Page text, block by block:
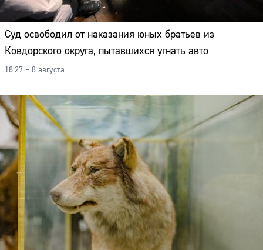
Суд освободил от наказания юных братьев из
Ковдорского округа, пытавшихся угнать авто
18:27 – 8 августа